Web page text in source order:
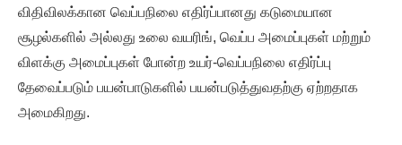
விதிவிலக்கான வெப்பநிலை எதிர்ப்பானது கடுமையான
சூழல்களில் அல்லது உலை வயரிங், வெப்ப அமைப்புகள் மற்றும்
விளக்கு அமைப்புகள் போன்ற உயர்-வெப்பநிலை எதிர்ப்பு
தேவைப்படும் பயன்பாடுகளில் பயன்படுத்துவதற்கு ஏற்றதாக
அமைகிறது.